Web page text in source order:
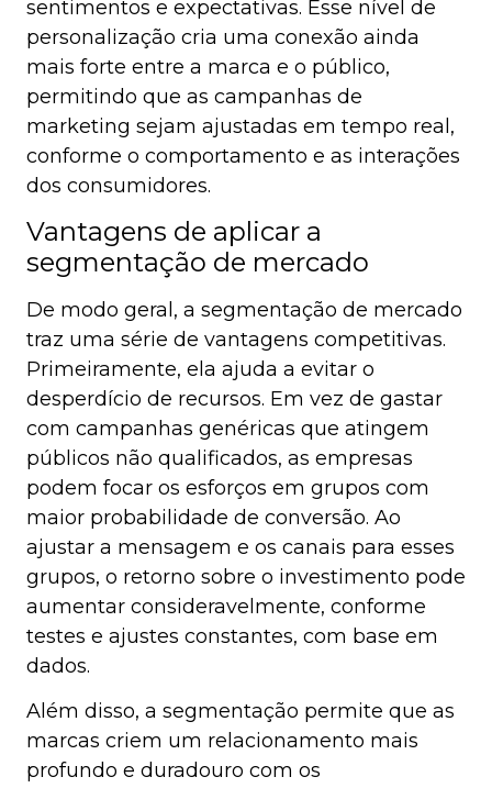
sentimentos e expectativas. Esse nível de
personalização cria uma conexão ainda
mais forte entre a marca e o público,
permitindo que as campanhas de
marketing sejam ajustadas em tempo real,
conforme o comportamento e as interações
dos consumidores.
Vantagens de aplicar a
segmentação de mercado
De modo geral, a segmentação de mercado
traz uma série de vantagens competitivas.
Primeiramente, ela ajuda a evitar o
desperdício de recursos. Em vez de gastar
com campanhas genéricas que atingem
públicos não qualificados, as empresas
podem focar os esforços em grupos com
maior probabilidade de conversão. Ao
ajustar a mensagem e os canais para esses
grupos, o retorno sobre o investimento pode
aumentar consideravelmente, conforme
testes e ajustes constantes, com base em
dados.
Além disso, a segmentação permite que as
marcas criem um relacionamento mais
profundo e duradouro com os